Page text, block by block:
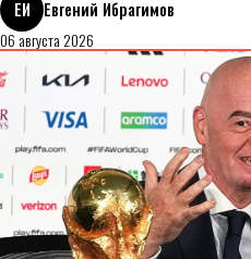
ЕИ
Евгений Ибрагимов
06 августа 2026